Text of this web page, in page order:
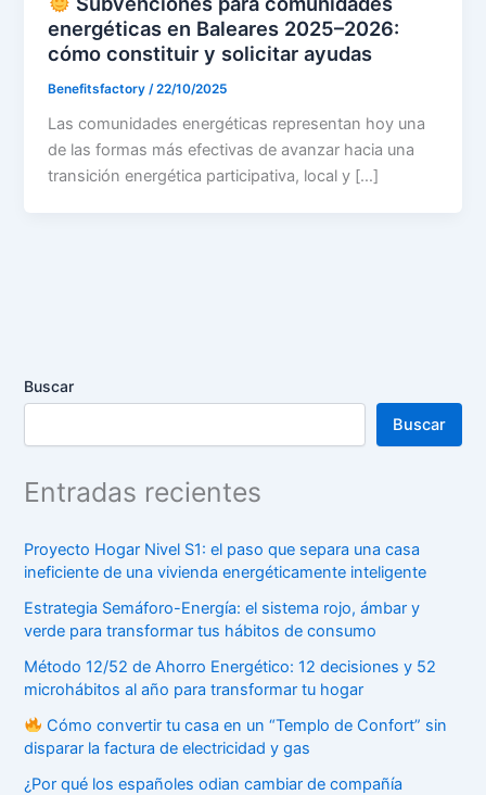
energéticas en Baleares 2025–2026:
cómo constituir y solicitar ayudas
Benefitsfactory /22/10/2025
Las comunidades energéticas representan hoy una
de las formas más efectivas de avanzar hacia una
transición energética participativa, local y […]
Buscar
Buscar
Entradas recientes
Proyecto Hogar Nivel S1: el paso que separa una casa
ineficiente de una vivienda energéticamente inteligente
Estrategia Semáforo-Energía: el sistema rojo, ámbar y
verde para transformar tus hábitos de consumo
Método 12/52 de Ahorro Energético: 12 decisiones y 52
microhábitos al año para transformar tu hogar
Cómo convertir tu casa en un “Templo de Confort” sin
disparar la factura de electricidad y gas
¿Por qué los españoles odian cambiar de compañía